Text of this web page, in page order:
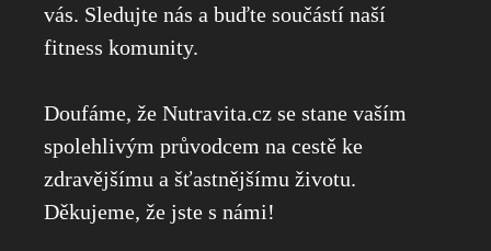
vás. Sledujte nás a buďte součástí naší
fitness komunity.
Doufáme, že Nutravita.cz se stane vaším
spolehlivým průvodcem na cestě ke
zdravějšímu a šťastnějšímu životu.
Děkujeme, že jste s námi!